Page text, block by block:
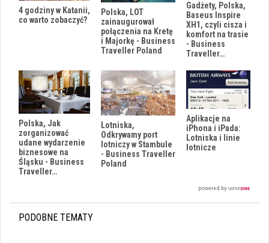
4 godziny w Katanii,
co warto zobaczyć?
Polska, LOT
zainaugurował
połączenia na Kretę
i Majorkę - Business
Traveller Poland
Gadżety, Polska,
Baseus Inspire
XH1, czyli cisza i
komfort na trasie
- Business
Traveller…
Polska, Jak
zorganizować
udane wydarzenie
biznesowe na
Śląsku - Business
Traveller…
Lotniska,
Odkrywamy port
lotniczy w Stambule
- Business Traveller
Poland
Aplikacje na
iPhona i iPada:
Lotniska i linie
lotnicze
PODOBNE TEMATY